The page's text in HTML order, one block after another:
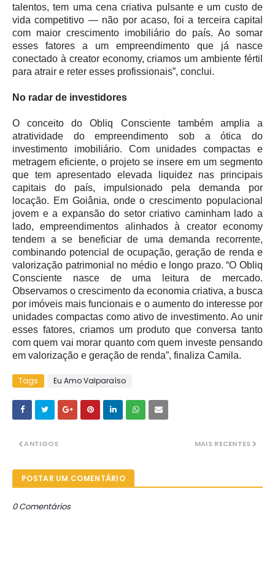
talentos, tem uma cena criativa pulsante e um custo de
vida competitivo — não por acaso, foi a terceira capital
com maior crescimento imobiliário do país. Ao somar
esses fatores a um empreendimento que já nasce
conectado à creator economy, criamos um ambiente fértil
para atrair e reter esses profissionais”, conclui.
No radar de investidores
O conceito do Obliq Consciente também amplia a
atratividade do empreendimento sob a ótica do
investimento imobiliário. Com unidades compactas e
metragem eficiente, o projeto se insere em um segmento
que tem apresentado elevada liquidez nas principais
capitais do país, impulsionado pela demanda por
locação. Em Goiânia, onde o crescimento populacional
jovem e a expansão do setor criativo caminham lado a
lado, empreendimentos alinhados à creator economy
tendem a se beneficiar de uma demanda recorrente,
combinando potencial de ocupação, geração de renda e
valorização patrimonial no médio e longo prazo. “O Obliq
Consciente nasce de uma leitura de mercado.
Observamos o crescimento da economia criativa, a busca
por imóveis mais funcionais e o aumento do interesse por
unidades compactas como ativo de investimento. Ao unir
esses fatores, criamos um produto que conversa tanto
com quem vai morar quanto com quem investe pensando
em valorização e geração de renda”, finaliza Camila.
Tags Eu Amo Valparaíso
MAIS RECENTES
ANTIGOS
POSTAR UM COMENTÁRIO
0 Comentários